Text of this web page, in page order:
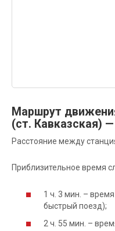
Маршрут
(ст. Кавказская)
Расстояние между
Приблизительное время
1 ч. 3 мин. –
быстрый поезд);
2 ч. 55 мин. –